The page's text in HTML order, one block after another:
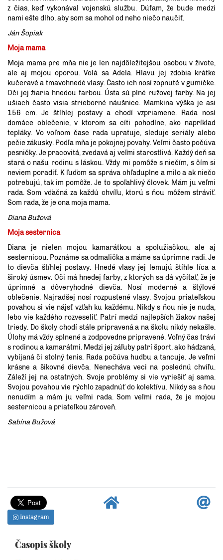
z čias, keď vykonával vojenskú službu. Dúfam, že bude medzi
nami ešte dlho, aby som sa mohol od neho niečo naučiť.
Ján Šopiak
Moja mama
Moja mama pre mňa nie je len najdôležitejšou osobou v živote,
ale aj mojou oporou. Volá sa Adela. Hlavu jej zdobia krátke
kučeravé a tmavohnedé vlasy. Často ich nosí zopnuté v gumičke.
Oči jej žiaria hnedou farbou. Ústa sú plné ružovej farby. Na jej
ušiach často visia strieborné náušnice. Mamkina výška je asi
156 cm. Je štíhlej postavy a chodí vzpriamene. Rada nosí
domáce oblečenie, v ktorom sa cíti pohodlne, ako napríklad
tepláky. Vo voľnom čase rada upratuje, sleduje seriály alebo
pečie zákusky. Podľa mňa je pokojnej povahy. Veľmi často počúva
pesničky. Je pracovitá, zvedavá aj veľmi starostlivá. Každý deň sa
stará o našu rodinu s láskou. Vždy mi pomôže s niečím, s čím si
neviem poradiť. K ľuďom sa správa ohľaduplne a milo a ak niečo
potrebujú, tak im pomôže. Je to spoľahlivý človek. Mám ju veľmi
rada. Som vďačná za každú chvíľu, ktorú s ňou môžem stráviť.
Som rada, že je ona moja mama.
Diana Bužová
Moja sesternica
Diana je nielen mojou kamarátkou a spolužiačkou, ale aj
sesternicou. Poznáme sa odmalička a máme sa úprimne radi. Je
to dievča štíhlej postavy. Hnedé vlasy jej lemujú štíhle líca a
široký úsmev. Oči má hnedej farby, z ktorých sa dá vyčítať, že je
úprimné a dôveryhodné dievča. Nosí moderné a štýlové
oblečenie. Najradšej nosí rozpustené vlasy. Svojou priateľskou
povahou si vie nájsť vzťah ku každému. Nikdy s ňou nie je nuda,
lebo vie každého rozveseliť. Patrí medzi najlepších žiakov našej
triedy. Do školy chodí stále pripravená a na školu nikdy nekašle.
Úlohy má vždy splnené a zodpovedne pripravené. Voľný čas trávi
s rodinou a kamarátmi. Medzi jej záľuby patrí šport, ako hádzaná,
vybíjaná či stolný tenis. Rada počúva hudbu a tancuje. Je veľmi
krásne a šikovné dievča. Nenecháva veci na poslednú chvíľu.
Záleží jej na ostatných. Svoje problémy si vie vyriešiť aj sama.
Svojou povahou vie rýchlo zapadnúť do kolektívu. Nikdy sa s ňou
nenudím a mám ju veľmi rada. Som veľmi rada, že je mojou
sesternicou a priateľkou zároveň.
Sabína Bužová
Instagram
Časopis školy